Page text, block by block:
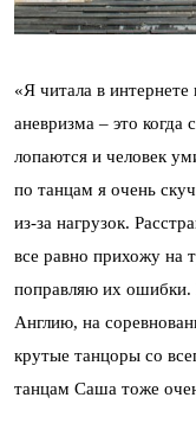
«Я читала в
аневризма – это когда
лопаются и человек
по танцам я очень
из-за нагрузок.
все равно прихожу на
поправляю их ошибки.
Англию, на
крутые танцоры со
танцам Саша тоже